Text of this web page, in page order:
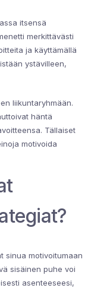
itsensä
merkittävästi
ja käyttämällä
ystävilleen,
liikuntaryhmään.
häntä
Tällaiset
motivoida
sinua motivoitumaan
sisäinen puhe voi
asenteeseesi,